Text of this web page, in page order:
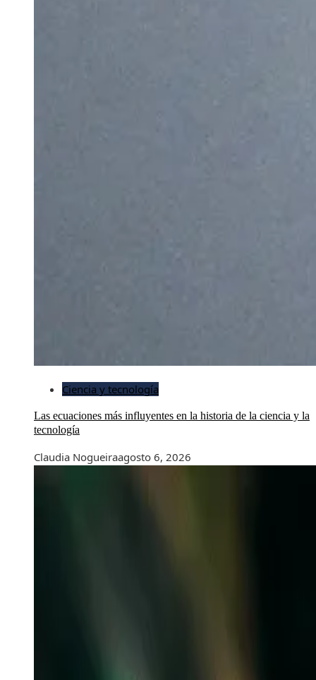
Ciencia y tecnología
Las ecuaciones más influyentes en la historia de la ciencia y la
tecnología
Claudia Nogueiraagosto 6, 2026